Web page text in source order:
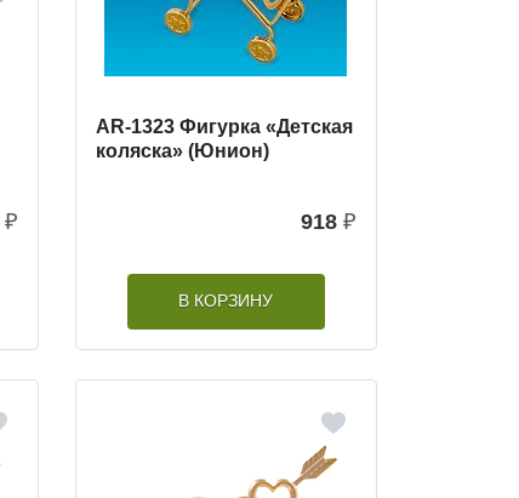
₽
AR-1323 Фигурка «Детская
коляска» (Юнион)
918 ₽
В КОРЗИНУ